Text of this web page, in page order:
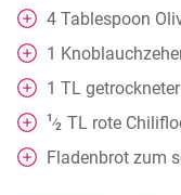
4 Tablespoon
1
1 TL
1⁄2 TL rote
Fladenbrot zum